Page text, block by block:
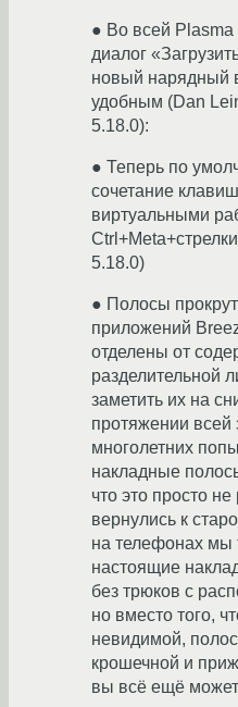
● Во всей
диалог
новый нарядный
удобным (Dan
5.18.0):
● Теперь по
сочетание
виртуальными
5.18.0)
● Полосы
приложений
отделены от
разделительной
заметить их на
протяжении всей
многолетних
накладные
что это просто
вернулись к
на телефонах мы
настоящие
без трюков с
но вместо того,
невидимой,
крошечной и
вы всё ещё